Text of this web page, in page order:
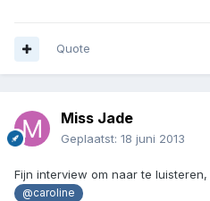
Quote
Miss Jade
Geplaatst: 18 juni 2013
Fijn interview om naar te
@caroline